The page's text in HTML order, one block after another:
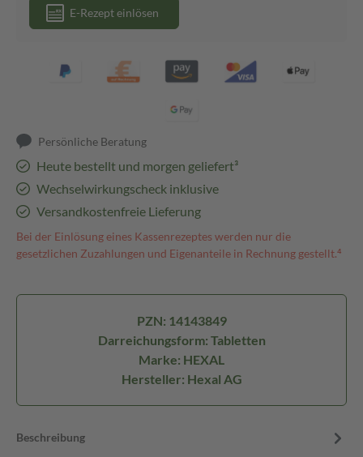
E-Rezept einlösen
Persönliche Beratung
Heute bestellt und morgen geliefert³
Wechselwirkungscheck inklusive
Versandkostenfreie Lieferung
Bei der Einlösung eines Kassenrezeptes werden nur die
gesetzlichen Zuzahlungen und Eigenanteile in Rechnung gestellt.⁴
PZN: 14143849
Darreichungsform: Tabletten
Marke: HEXAL
Hersteller: Hexal AG
Beschreibung